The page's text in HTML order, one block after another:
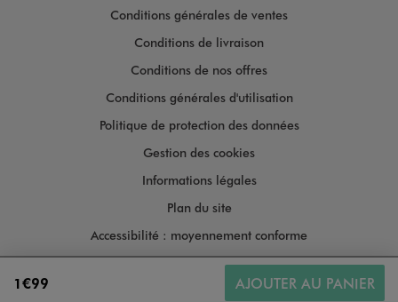
1€99 AJOUTER AU PANIER
Conditions générales de ventes
Conditions de livraison
Conditions de nos offres
Conditions générales d'utilisation
Politique de protection des données
Gestion des cookies
Informations légales
Plan du site
Accessibilité : moyennement conforme